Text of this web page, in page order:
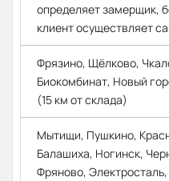
определяет замерщик,
клиент осуществляет
Фрязино, Щёлково,
Биокомбинат, Новый
(15 км от склада)
Мытищи, Пушкино,
Балашиха, Ногинск,
Фряново, Электросталь,